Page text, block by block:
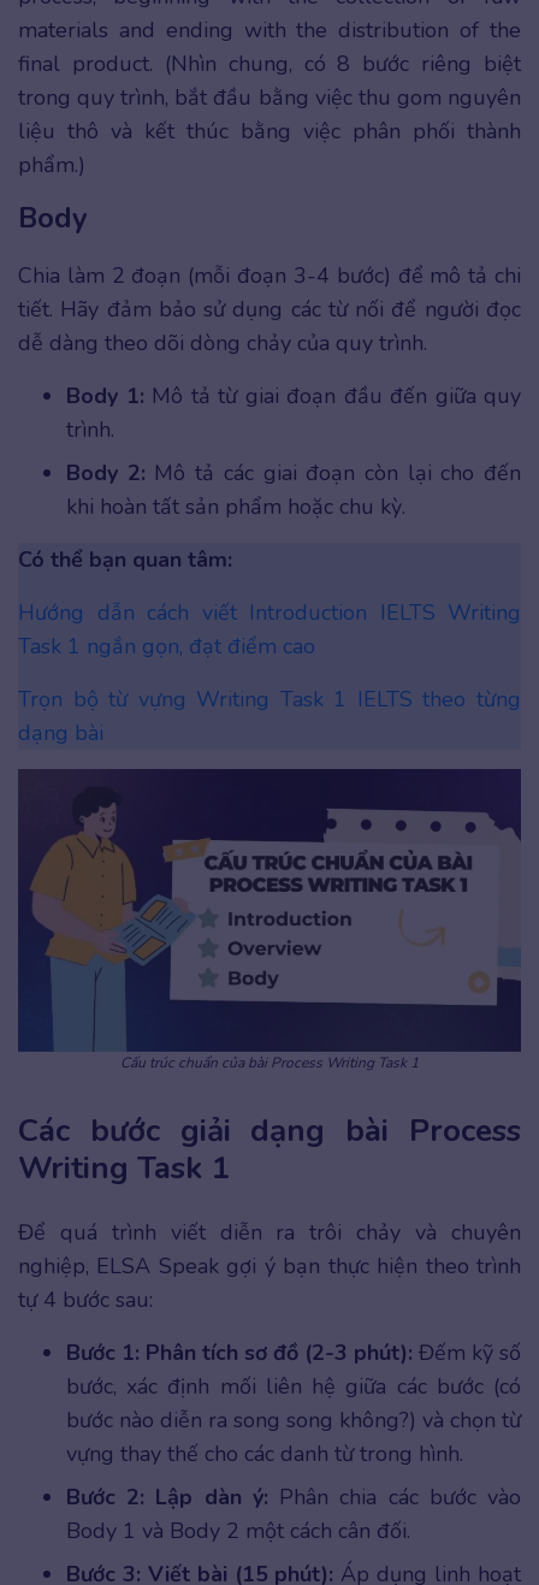
materials and ending with the distribution of the
final product. (Nhìn chung, có 8 bước riêng biệt
trong quy trình, bắt đầu bằng việc thu gom nguyên
liệu thô và kết thúc bằng việc phân phối thành
phẩm.)
Body
Chia làm 2 đoạn (mỗi đoạn 3-4 bước) để mô tả chi
tiết. Hãy đảm bảo sử dụng các từ nối để người đọc
dễ dàng theo dõi dòng chảy của quy trình.
Body 1: Mô tả từ giai đoạn đầu đến giữa quy
trình.
Body 2: Mô tả các giai đoạn còn lại cho đến
khi hoàn tất sản phẩm hoặc chu kỳ.
Có thể bạn quan tâm:
Hướng dẫn cách viết Introduction IELTS Writing
Task 1 ngắn gọn, đạt điểm cao
Trọn bộ từ vựng Writing Task 1 IELTS theo từng
dạng bài
Cấu trúc chuẩn của bài Process Writing Task 1
Các bước giải dạng bài Process
Writing Task 1
Để quá trình viết diễn ra trôi chảy và chuyên
nghiệp, ELSA Speak gợi ý bạn thực hiện theo trình
tự 4 bước sau:
Bước 1: Phân tích sơ đồ (2-3 phút): Đếm kỹ số
bước, xác định mối liên hệ giữa các bước (có
bước nào diễn ra song song không?) và chọn từ
vựng thay thế cho các danh từ trong hình.
Bước 2: Lập dàn ý: Phân chia các bước vào
Body 1 và Body 2 một cách cân đối.
Bước 3: Viết bài (15 phút): Áp dụng linh hoạt